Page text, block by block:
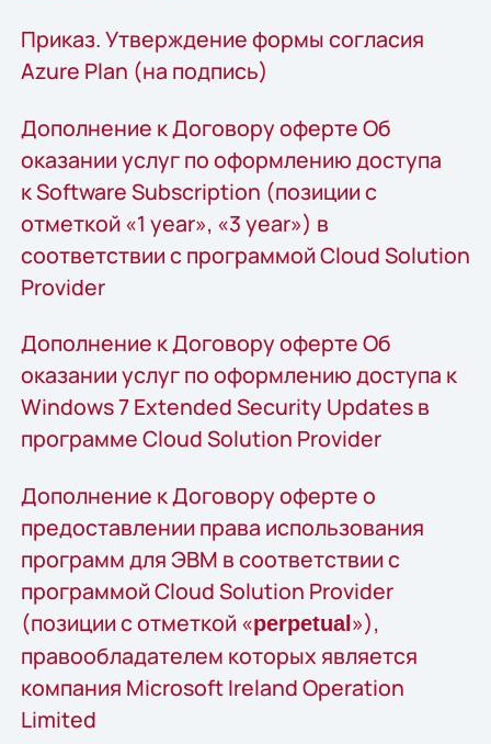
Приказ. Утверждение формы согласия
Azure Plan (на подпись)
Дополнение к Договору оферте Об
оказании услуг по оформлению доступа
к Software Subscription (позиции с
отметкой «1 year», «3 year») в
соответствии с программой Cloud Solution
Provider
Дополнение к Договору оферте Об
оказании услуг по оформлению доступа к
Windows 7 Extended Security Updates в
программе Cloud Solution Provider
Дополнение к Договору оферте о
предоставлении права использования
программ для ЭВМ в соответствии с
программой Cloud Solution Provider
(позиции с отметкой «perpetual»),
правообладателем которых является
компания Microsoft Ireland Operation
Limited